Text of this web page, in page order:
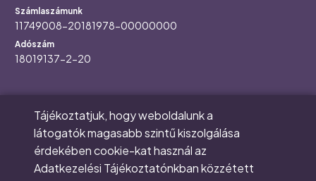
Számlaszámunk
11749008-20181978-00000000
Adószám
18019137-2-20
Main
navigation
RÓLUNK
KORASZÜLÖTTMENTÉS
ÁLMAINK
Tájékoztatjuk, hogy weboldalunk a
látogatók magasabb szintű kiszolgálása
érdekében cookie-kat használ az
Adatkezelési Tájékoztatónkban közzétett